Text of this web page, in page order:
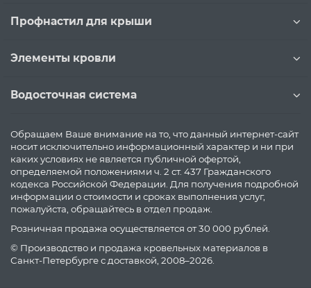
Профнастил для крыши
Элементы кровли
Водосточная система
Обращаем Ваше внимание на то, что данный интернет-сайт
носит исключительно информационный характер и ни при
каких условиях не является публичной офертой,
определяемой положениями ч. 2 ст. 437 Гражданского
кодекса Российской Федерации. Для получения подробной
информации о стоимости и сроках выполнения услуг,
пожалуйста, обращайтесь в отдел продаж.
Розничная продажа осуществляется от 30 000 рублей.
© Производство и продажа кровельных материалов в
Санкт-Петербурге с доставкой, 2008–2026.